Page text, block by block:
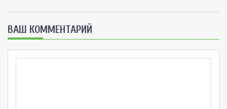
ВАШ КОММЕНТАРИЙ